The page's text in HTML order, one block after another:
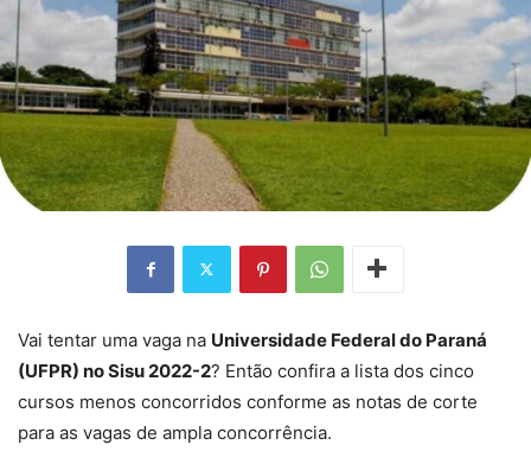
Vai tentar uma vaga na Universidade Federal do Paraná
(UFPR) no Sisu 2022-2? Então confira a lista dos cinco
cursos menos concorridos conforme as notas de corte
para as vagas de ampla concorrência.